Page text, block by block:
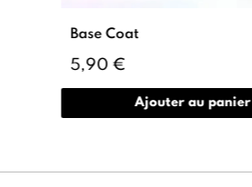
Base Coat
5,90 €
Ajouter au panier